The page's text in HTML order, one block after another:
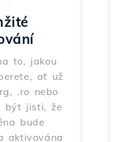
to, jakou
ať už
.ro nebo
být jisti, že
bude
aktivována